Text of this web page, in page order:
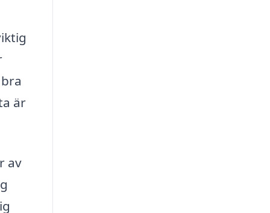
är
av